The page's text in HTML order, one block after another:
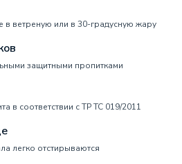
ветреную или в 30-градусную жару
защитными пропитками
в соответствии с ТР ТС 019/2011
легко отстирываются